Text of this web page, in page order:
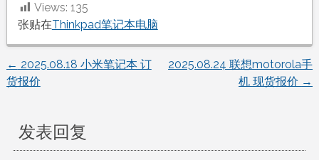
Views: 135
张贴在Thinkpad笔记本电脑
文
导
← 2025.08.18 小米笔记本 订
货报价
2025.08.24 联想motorola手
机 现货报价 →
发表回复